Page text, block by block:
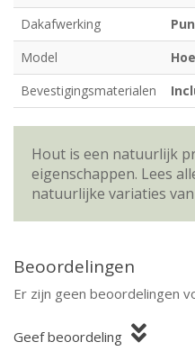
Dakafwerking
Model
Bevestigingsmaterialen
Hout is een natuurlijk
eigenschappen. Lees
natuurlijke variaties
Beoordelingen
Er zijn geen beoordelingen
Geef beoordeling